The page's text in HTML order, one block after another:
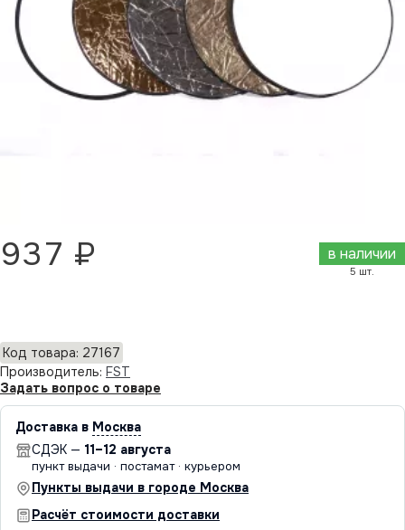
937 ₽ в наличии
5 шт.
Код товара: 27167
Производитель: FST
Задать вопрос о товаре
Доставка в Москва
СДЭК — 11–12 августа
пункт выдачи · постамат · курьером
Пункты выдачи в городе Москва
Расчёт стоимости доставки